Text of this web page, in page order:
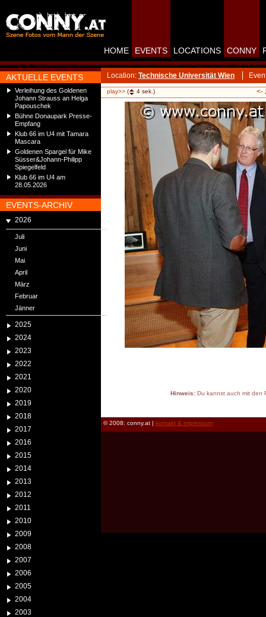
AKTUELLE EVENTS
Verleihung des Goldenen
Johann Strauss an Helga
Papouschek
Bühne Donaupark Presse-
Empfang
Klub 66 im U4 mit Tamara
Mascara
Goldenen Spargel für Mike
Süsser&Johann-Philipp
Spiegelfeld
Klub 66 im U4 am
28.05.2026
EVENTS-ARCHIV
2026
Juli
Juni
Mai
April
März
Februar
Jänner
2025
2024
2023
2022
2021
2020
2019
2018
2017
2016
2015
2014
2013
2012
2011
2010
2009
2008
2007
2006
2005
2004
2003
HOME EVENTS LOCATIONS CONNY
Location: Technische Universität Wien
play>> ( 4 sek.) <-
Hinweis:Du kannst auch mit den
© 2008: conny.at | kontakt & impressum